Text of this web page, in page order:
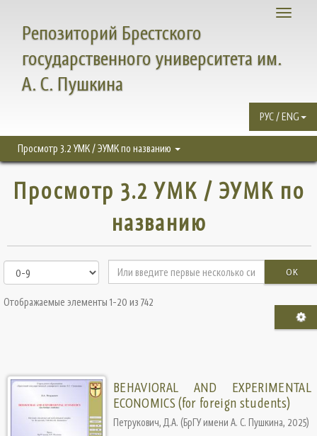
Toggle
Репозиторий Брестского
государственного университета им.
А. С. Пушкина
РУС / ENG
Просмотр 3.2 УМК / ЭУМК по названию
Просмотр 3.2 УМК / ЭУМК по
названию
OK
Отображаемые элементы 1-20 из 742
BEHAVIORAL AND EXPERIMENTAL
ECONOMICS (for foreign students)
Петрукович, Д.А. (БрГУ имени А. С. Пушкина, 2025)